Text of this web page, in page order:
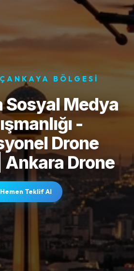
BÖLGESI
Sosyal Medya
-
Drone
Ankara Drone
Hemen Teklif Al